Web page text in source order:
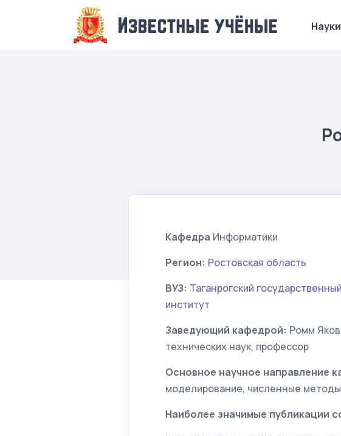
Науки
Кафедра Информатики
Регион: Ростовская область
ВУЗ: Таганрогский
институт
Заведующий кафедрой: Ромм
технических наук, профессор
Основное научное направление
моделирование, численные
Наиболее значимые публикации